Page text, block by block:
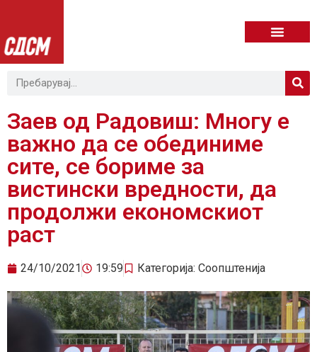
Заев од Радовиш: Многу е
важно да се обединиме
сите, се бориме за
вистински вредности, да
продолжи економскиот
раст
24/10/2021 19:59 Категорија: Соопштенија